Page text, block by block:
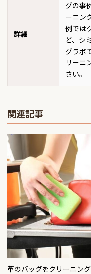
詳細
グの事
ーニン
例では
ど、シ
グラボ
リーニ
さい。
関連記事
革のバッグをクリーニン